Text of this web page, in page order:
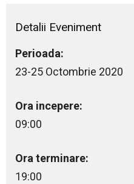
Detalii Eveniment
Perioada:
23-25 Octombrie 2020
Ora incepere:
09:00
Ora terminare:
19:00